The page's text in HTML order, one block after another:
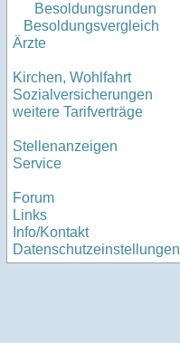
Besoldungsrunden
Besoldungsvergleich
Ärzte
Kirchen, Wohlfahrt
Sozialversicherungen
weitere Tarifverträge
Stellenanzeigen
Service
Forum
Links
Info/Kontakt
Datenschutzeinstellungen